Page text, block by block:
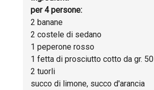
per 4 persone:
2 banane
2 costele di sedano
1 peperone rosso
1 fetta di prosciutto cotto da gr. 50
2 tuorli
succo di limone, succo d'arancia